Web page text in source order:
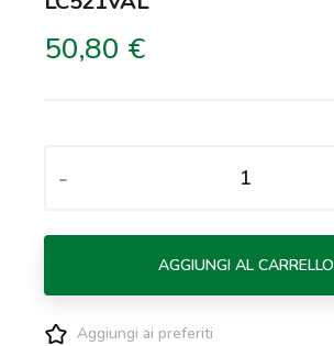
50,80 €
-
AGGIUNGI AL CARRELLO
Aggiungi ai preferiti